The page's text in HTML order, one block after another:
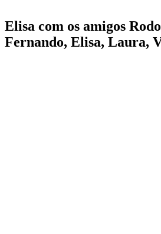
Elisa com os amigos
Fernando, Elisa, Laura,